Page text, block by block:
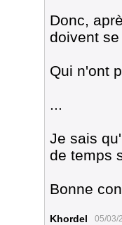
Donc,
doivent
Qui n'ont
...
Je sais
de temps
Bonne
Khordel 05/03/